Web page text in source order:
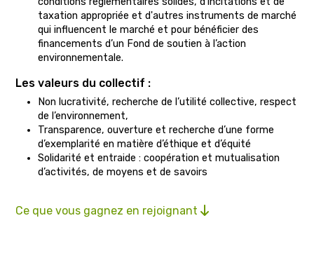
taxation appropriée et d'autres instruments de marché
qui influencent le marché et pour bénéficier des
financements d’un Fond de soutien à l’action
environnementale.
Les valeurs du collectif :
Non lucrativité, recherche de l’utilité collective, respect
de l’environnement,
Transparence, ouverture et recherche d’une forme
d’exemplarité en matière d’éthique et d’équité
Solidarité et entraide : coopération et mutualisation
d’activités, de moyens et de savoirs
Ce que vous gagnez en rejoignant